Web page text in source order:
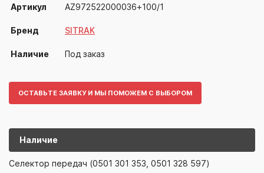
Артикул AZ972522000036+100/1
Бренд SITRAK
Наличие Под заказ
ОСТАВЬТЕ ЗАЯВКУ И МЫ ПОМОЖЕМ С ВЫБОРОМ
Наличие
AZ97252200SITRAK
Селектор передач (0501 301 353, 0501 328 597)